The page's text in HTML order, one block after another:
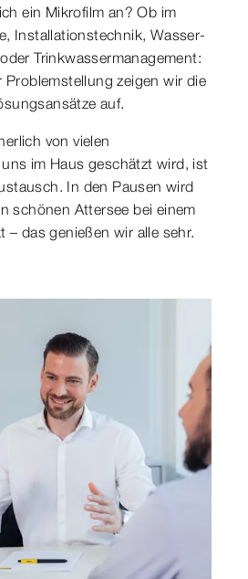
ein Mikrofilm an? Ob im
Installationstechnik, Wasser-
Trinkwassermanagement:
Problemstellung zeigen wir die
auf.
von vielen
im Haus geschätzt wird, ist
In den Pausen wird
schönen Attersee bei einem
– das genießen wir alle sehr.